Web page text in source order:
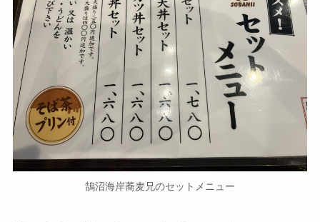
鵠沼海岸蕎麦兄のセットメニュー